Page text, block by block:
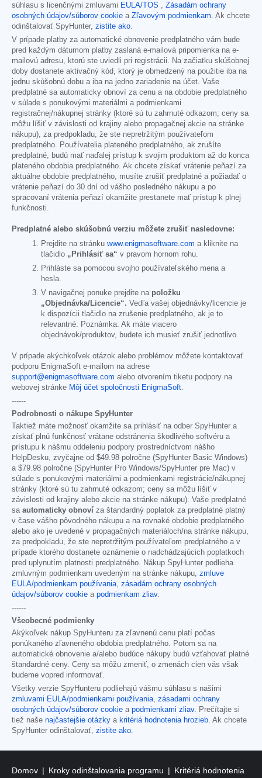
súhlasu s licenčnými zmluvami EULA/TOS , Zásadám ochrany
osobných údajov/súborov cookie a Zľavovým podmienkam. Ak chcete
odinštalovať SpyHunter, zistite ako.
V prípade platby za automatické obnovenie predplatného vám bude
pred každým dátumom platby zaslaná e-mailová pripomienka na e-
mailovú adresu, ktorú ste uviedli pri registrácii. Na začiatku skúšobnej
doby dostanete aktivačný kód, ktorý je obmedzený na použitie iba na
jednu skúšobnú dobu a iba na jedno zariadenie na účet. Vaše
predplatné sa automaticky obnoví za cenu a na obdobie predplatného
v súlade s ponukovými materiálmi a podmienkami
registračnej/nákupnej stránky (ktoré sú tu zahrnuté odkazom; ceny sa
môžu líšiť v závislosti od krajiny alebo propagačnej akcie na stránke
nákupu), za predpokladu, že ste nepretržitým používateľom
predplatného. Používatelia plateného predplatného, ak zrušíte
predplatné, budú mať naďalej prístup k svojim produktom až do konca
plateného obdobia predplatného. Ak chcete získať vrátenie peňazí za
aktuálne obdobie predplatného, musíte zrušiť predplatné a požiadať o
vrátenie peňazí do 30 dní od vášho posledného nákupu a po
spracovaní vrátenia peňazí okamžite prestanete mať prístup k plnej
funkčnosti.
Predplatné alebo skúšobnú verziu môžete zrušiť nasledovne:
Prejdite na stránku www.enigmasoftware.com a kliknite na
tlačidlo „Prihlásiť sa“ v pravom hornom rohu.
Prihláste sa pomocou svojho používateľského mena a
hesla.
V navigačnej ponuke prejdite na položku
„Objednávka/Licencie“. Vedľa vašej objednávky/licencie je
k dispozícii tlačidlo na zrušenie predplatného, ak je to
relevantné. Poznámka: Ak máte viacero
objednávok/produktov, budete ich musieť zrušiť jednotlivo.
V prípade akýchkoľvek otázok alebo problémov môžete kontaktovať
podporu EnigmaSoft e-mailom na adrese
support@enigmasoftware.com alebo otvorením tiketu podpory na
webovej stránke Môj účet spoločnosti EnigmaSoft.
------
Podrobnosti o nákupe SpyHunter
Taktiež máte možnosť okamžite sa prihlásiť na odber SpyHunter a
získať plnú funkčnosť vrátane odstránenia škodlivého softvéru a
prístupu k nášmu oddeleniu podpory prostredníctvom nášho
HelpDesku, zvyčajne od $49.98 polročne (SpyHunter Basic Windows)
a $79.98 polročne (SpyHunter Pro Windows/SpyHunter pre Mac) v
súlade s ponukovými materiálmi a podmienkami registrácie/nákupnej
stránky (ktoré sú tu zahrnuté odkazom; ceny sa môžu líšiť v
závislosti od krajiny alebo akcie na stránke nákupu). Vaše predplatné
sa automaticky obnoví za štandardný poplatok za predplatné platný
v čase vášho pôvodného nákupu a na rovnaké obdobie predplatného
alebo ako je uvedené v propagačných materiáloch/na stránke nákupu,
za predpokladu, že ste nepretržitým používateľom predplatného a v
prípade ktorého dostanete oznámenie o nadchádzajúcich poplatkoch
pred uplynutím platnosti predplatného. Nákup SpyHunter podlieha
zmluvným podmienkam uvedeným na stránke nákupu, zmluve
EULA/podmienkam používania, zásadám ochrany osobných
údajov/súborov cookie a podmienkam zliav.
------
Všeobecné podmienky
Akýkoľvek nákup SpyHunteru za zľavnenú cenu platí počas
ponúkaného zľavneného obdobia predplatného. Potom sa na
automatické obnovenie a/alebo budúce nákupy budú vzťahovať platné
štandardné ceny. Ceny sa môžu zmeniť, o zmenách cien vás však
budeme vopred informovať.
Všetky verzie SpyHunteru podliehajú vášmu súhlasu s našimi
zmluvami EULA/podmienkami používania, zásadami ochrany
osobných údajov/súborov cookie a podmienkami zliav. Prečítajte si
tiež naše najčastejšie otázky a kritériá hodnotenia hrozieb. Ak chcete
SpyHunter odinštalovať, zistite ako.
Domov Kroky odinštalovania programu Kritériá hodnotenia